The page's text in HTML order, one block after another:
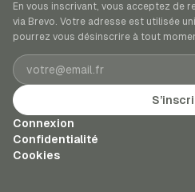
En vous inscrivant, vous acceptez de
via Brevo. Votre adresse est utilisée
pourrez vous désinscrire à tout
Adresse e-mail
Connexion
Confidentialité
Cookies